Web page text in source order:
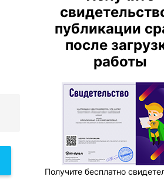
публикации
после
работы
Получите бесплатно